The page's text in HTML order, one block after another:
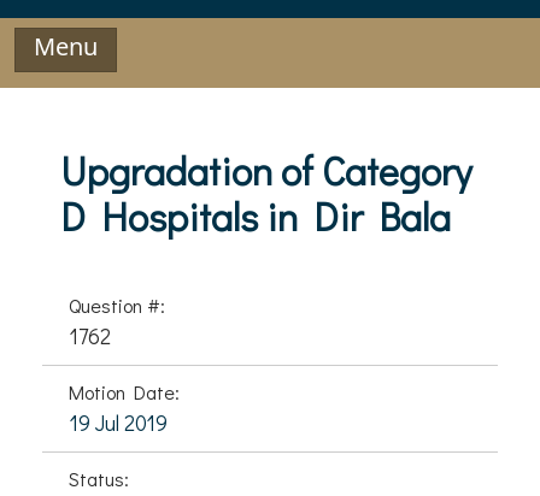
Menu
Upgradation of Category
D Hospitals in Dir Bala
Question #:
1762
Motion Date:
19 Jul 2019
Status: